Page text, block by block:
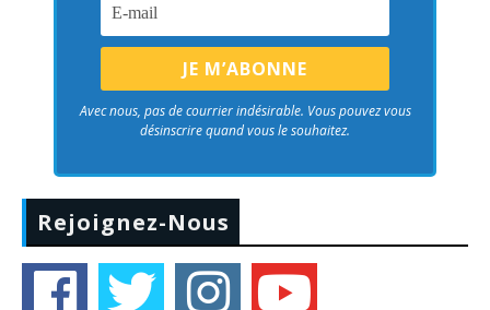
Avec nous, pas de courrier indésirable. Vous pouvez vous
désinscrire quand vous le souhaitez.
Rejoignez-Nous